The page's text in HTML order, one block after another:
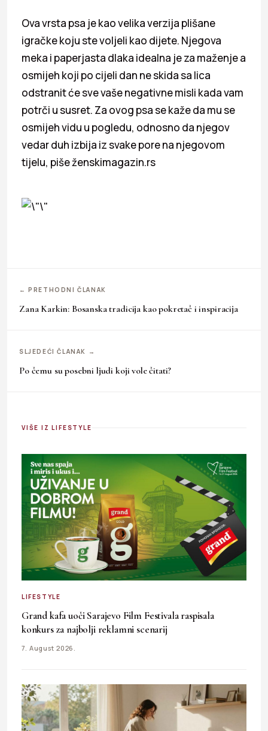
Ova vrsta psa je kao velika verzija plišane
igračke koju ste voljeli kao dijete. Njegova
meka i paperjasta dlaka idealna je za maženje a
osmijeh koji po cijeli dan ne skida sa lica
odstranit će sve vaše negativne misli kada vam
potrči u susret. Za ovog psa se kaže da mu se
osmijeh vidu u pogledu, odnosno da njegov
vedar duh izbija iz svake pore na njegovom
tijelu, piše ženskimagazin.rs
← PRETHODNI ČLANAK
Zana Karkin: Bosanska tradicija kao pokretač i inspiracija
SLJEDEĆI ČLANAK →
Po čemu su posebni ljudi koji vole čitati?
VIŠE IZ LIFESTYLE
LIFESTYLE
Grand kafa uoči Sarajevo Film Festivala raspisala
konkurs za najbolji reklamni scenarij
7. August 2026.